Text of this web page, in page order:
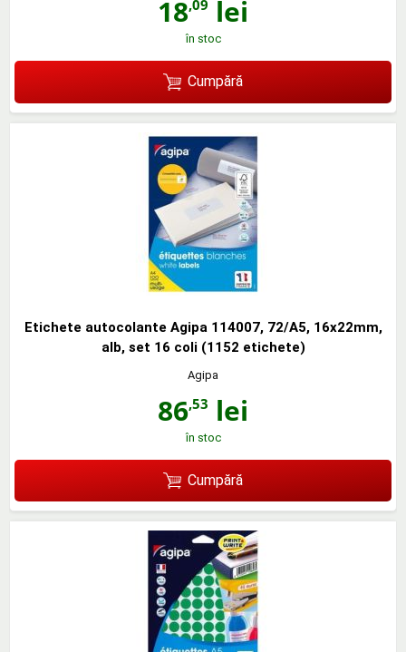
18,09 lei
în stoc
Cumpără
Etichete autocolante Agipa 114007, 72/A5, 16x22mm,
alb, set 16 coli (1152 etichete)
Agipa
86,53 lei
în stoc
Cumpără